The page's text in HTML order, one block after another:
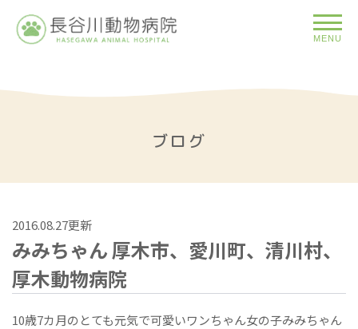
MENU
ブログ
2016.08.27更新
みみちゃん 厚木市、愛川町、清川村、
厚木動物病院
10歳7カ月のとても元気で可愛いワンちゃん女の子みみちゃん